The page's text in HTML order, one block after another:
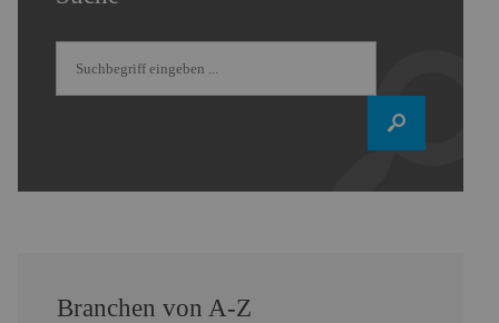
Branchen von A-Z